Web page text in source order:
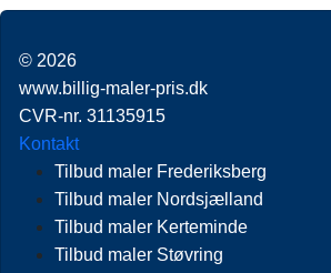
© 2026
www.billig-maler-pris.dk
CVR-nr. 31135915
Kontakt
Tilbud maler Frederiksberg
Tilbud maler Nordsjælland
Tilbud maler Kerteminde
Tilbud maler Støvring